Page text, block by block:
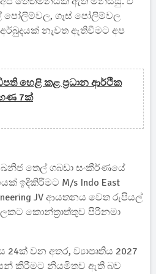
පෝලිම්වල, ගෑස්‍ පෝලිම්වල
නැවත ඇතිවීමට අප
හෙළි කළ ප්‍රධාන ආර්ථික
7ක්
තෙල් ගබඩා සංකීර්ණයේ
ඉදිකිරීමට M/s Indo East
JV ආයතනය වෙත රුපියල්
කොන්ත්‍රාත්තුව පිරිනමා
24ක් වන අතර, ව්‍යාපෘතිය 2027
කිරීමට නියමිතව ඇති බව